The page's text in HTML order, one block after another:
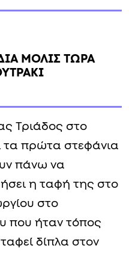
ΜΟΛΙΣ ΤΩΡΑ
Τριάδος στο
τα πρώτα στεφάνια
πάνω να
η ταφή της στο
στο
που ήταν τόπος
δίπλα στον